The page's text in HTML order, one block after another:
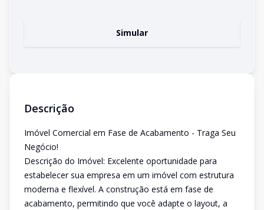
Simular
Descrição
Imóvel Comercial em Fase de Acabamento - Traga Seu
Negócio!
Descrição do Imóvel: Excelente oportunidade para
estabelecer sua empresa em um imóvel com estrutura
moderna e flexível. A construção está em fase de
acabamento, permitindo que você adapte o layout, a